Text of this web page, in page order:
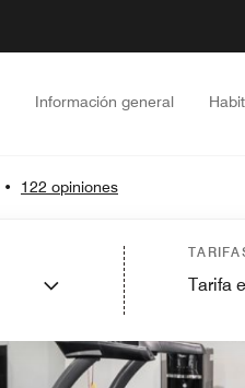
Información general
• 122 opiniones
Tarifa